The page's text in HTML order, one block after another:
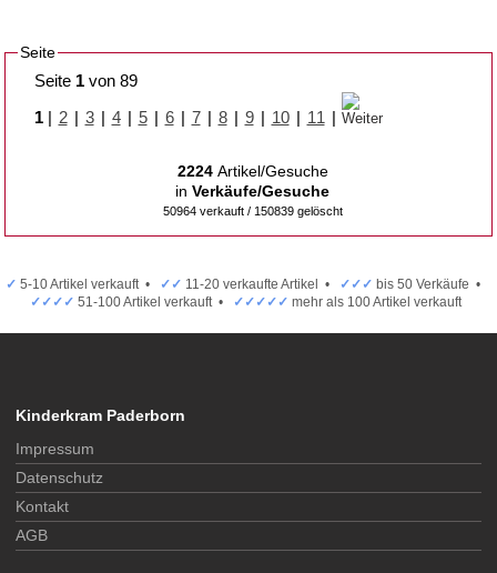
Seite
Seite 1von 89
1| 2 | 3 | 4 | 5 | 6 | 7 | 8 | 9 | 10 | 11 |
2224Artikel/Gesuche
in Verkäufe/Gesuche
50964 verkauft / 150839 gelöscht
✓ 5-10 Artikel verkauft • ✓✓ 11-20 verkaufte Artikel • ✓✓✓ bis 50 Verkäufe •
✓✓✓✓ 51-100 Artikel verkauft • ✓✓✓✓✓ mehr als 100 Artikel verkauft
Kinderkram Paderborn
Impressum
Datenschutz
Kontakt
AGB